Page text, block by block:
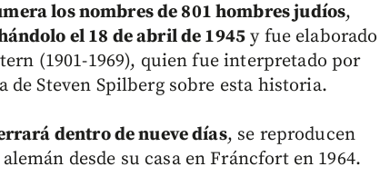
los nombres de 801 hombres judíos,
el 18 de abril de 1945 y fue elaborado
(1901-1969), quien fue interpretado por
de Steven Spilberg sobre esta historia.
dentro de nueve días, se reproducen
desde su casa en Fráncfort en 1964.